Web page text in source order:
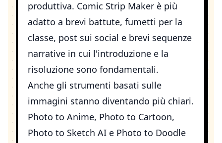
produttiva. Comic Strip Maker è più
adatto a brevi battute, fumetti per la
classe, post sui social e brevi sequenze
narrative in cui l'introduzione e la
risoluzione sono fondamentali.
Anche gli strumenti basati sulle
immagini stanno diventando più chiari.
Photo to Anime, Photo to Cartoon,
Photo to Sketch AI e Photo to Doodle